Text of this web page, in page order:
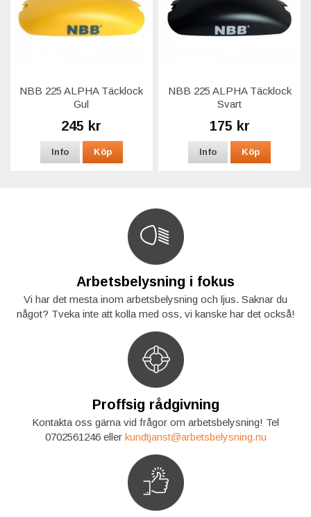
NBB 225 ALPHA Täcklock
Gul
245 kr
Info Köp
NBB 225 ALPHA Täcklock
Svart
175 kr
Info Köp
Arbetsbelysning i fokus
Vi har det mesta inom arbetsbelysning och ljus. Saknar du
något? Tveka inte att kolla med oss, vi kanske har det också!
Proffsig rådgivning
Kontakta oss gärna vid frågor om arbetsbelysning! Tel
0702561246 eller kundtjanst@arbetsbelysning.nu